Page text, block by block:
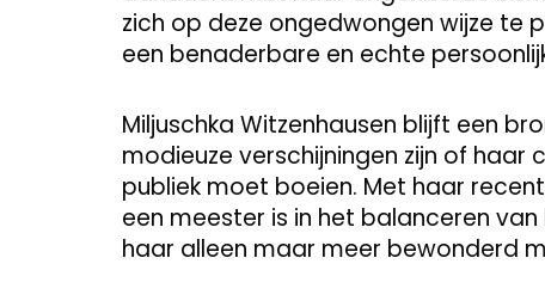
zich op deze ongedwongen wijze te
een benaderbare en echte
Miljuschka Witzenhausen blijft een
modieuze verschijningen zijn of haar
publiek moet boeien. Met haar
een meester is in het balanceren
haar alleen maar meer bewonderd